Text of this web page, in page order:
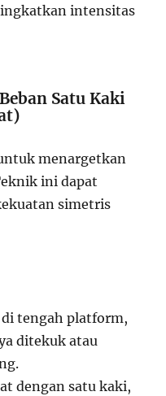
intensitas
Satu Kaki
menargetkan
ini dapat
simetris
tengah platform,
ditekuk atau
dengan satu kaki,